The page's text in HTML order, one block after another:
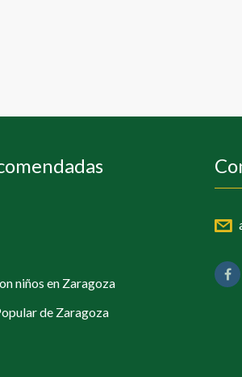
niños en Zaragoza
de Zaragoza